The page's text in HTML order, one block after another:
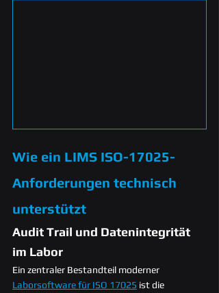
Wie ein LIMS ISO-17025-
Anforderungen technisch
unterstützt
Audit Trail und Datenintegrität
im Labor
Ein zentraler Bestandteil moderner
Laborsoftware für ISO 17025 ist die